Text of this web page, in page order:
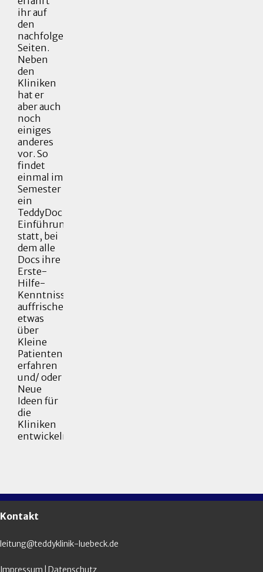
ihr auf
den
nachfolgenden
Seiten.
Neben
den
Kliniken
hat er
aber auch
noch
einiges
anderes
vor. So
findet
einmal im
Semester
ein
TeddyDoc
Einführungsseminar
statt, bei
dem alle
Docs ihre
Erste-
Hilfe-
Kenntnisse
auffrischen,
etwas
über
Kleine
Patienten
erfahren
und/ oder
Neue
Ideen für
die
Kliniken
entwickeln.
Kontakt
leitung@teddyklinik-luebeck.de